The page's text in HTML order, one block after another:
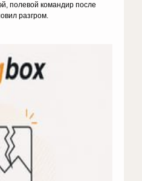
полевой командир после
разгром.